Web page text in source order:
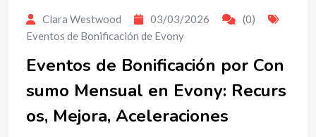
Clara Westwood 03/03/2026
(0)
Eventos de Bonificación de Evony
Eventos de Bonificación por Con
sumo Mensual en Evony: Recurs
os, Mejora, Aceleraciones